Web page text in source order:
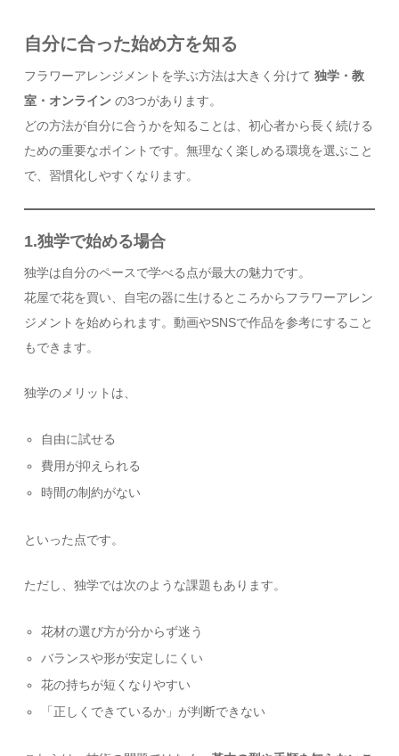
自分に合った始め方を知る
フラワーアレンジメントを学ぶ方法は大きく分けて独学・教
室・オンライン の3つがあります。
どの方法が自分に合うかを知ることは、初心者から長く続ける
ための重要なポイントです。無理なく楽しめる環境を選ぶこと
で、習慣化しやすくなります。
1.独学で始める場合
独学は自分のペースで学べる点が最大の魅力です。
花屋で花を買い、自宅の器に生けるところからフラワーアレン
ジメントを始められます。動画やSNSで作品を参考にすること
もできます。
独学のメリットは、
自由に試せる
費用が抑えられる
時間の制約がない
といった点です。
ただし、独学では次のような課題もあります。
花材の選び方が分からず迷う
バランスや形が安定しにくい
花の持ちが短くなりやすい
「正しくできているか」が判断できない